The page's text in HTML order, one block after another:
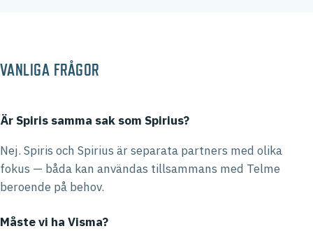
VANLIGA FRÅGOR
Är Spiris samma sak som Spirius?
Nej. Spiris och Spirius är separata partners med olika
fokus — båda kan användas tillsammans med Telme
beroende på behov.
Måste vi ha Visma?